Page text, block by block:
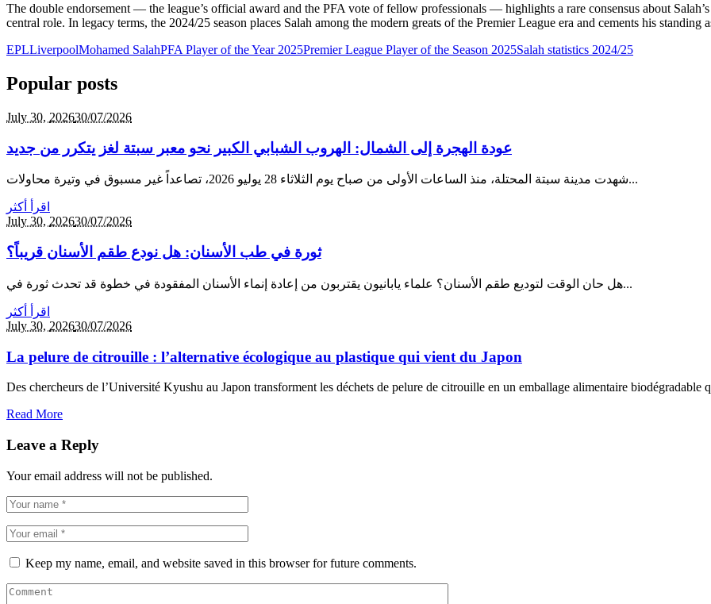
The double endorsement — the league’s official award and the PFA vote of fellow professionals — highlights a rare consensus about
central role. In legacy terms, the 2024/25 season places Salah among the modern greats of the Premier League era and cements his standing
EPLLiverpoolMohamed SalahPFA Player of the Year 2025Premier League Player of the Season 2025Salah statistics 2024/25
Popular posts
July 30, 202630/07/2026
عودة الهجرة إلى الشمال: الهروب الشبابي الكبير نحو معبر سبتة لغز يتكرر من جديد
شهدت مدينة سبتة المحتلة، منذ الساعات الأولى من صباح يوم الثلاثاء 28 يوليو 2026، تصاعداً غير مسبوق في وتيرة محاولات...
اقرأ أكثر
July 30, 202630/07/2026
ثورة في طب الأسنان: هل نودع طقم الأسنان قريباً؟
هل حان الوقت لتوديع طقم الأسنان؟ علماء يابانيون يقتربون من إعادة إنماء الأسنان المفقودة في خطوة قد تحدث ثورة في...
اقرأ أكثر
July 30, 202630/07/2026
La pelure de citrouille : l’alternative écologique au plastique qui vient du Japon
Des chercheurs de l’Université Kyushu au Japon transforment les déchets de pelure de citrouille en un emballage alimentaire biodégradable
Read More
Leave a Reply
Your email address will not be published.
Keep my name, email, and website saved in this browser for future comments.